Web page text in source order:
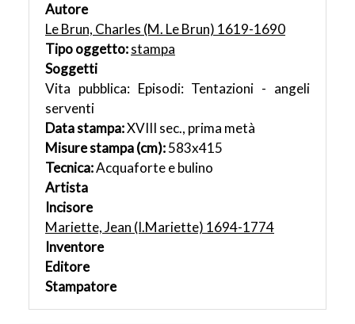
Autore
Le Brun, Charles (M. Le Brun) 1619-1690
Tipo oggetto:stampa
Soggetti
Vita pubblica: Episodi: Tentazioni - angeli
serventi
Data stampa:XVIII sec., prima metà
Misure stampa (cm):583x415
Tecnica:Acquaforte e bulino
Artista
Incisore
Mariette, Jean (I.Mariette) 1694-1774
Inventore
Editore
Stampatore